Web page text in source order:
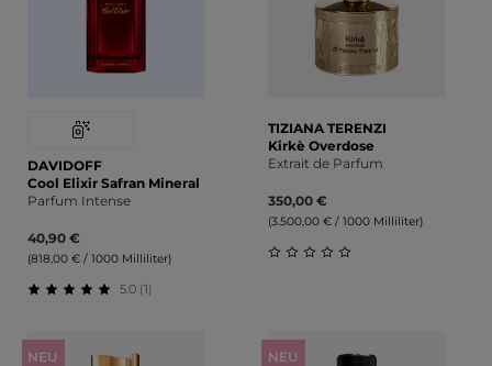
DAVIDOFF
Cool Elixir Safran Mineral
Parfum Intense
40,90 €
(818,00 € / 1000 Milliliter)
5.0 (1)
TIZIANA TERENZI
Kirkè Overdose
Extrait de Parfum
350,00 €
(3.500,00 € / 1000 Milliliter)
NEU NEU